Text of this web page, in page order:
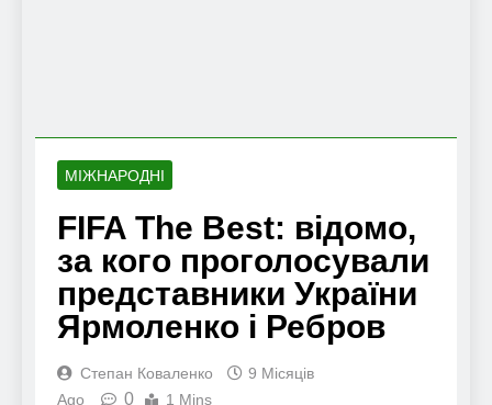
МІЖНАРОДНІ
FIFA The Best: відомо,
за кого проголосували
представники України
Ярмоленко і Ребров
Степан Коваленко
9 Місяців
Ago
0 1 Mins